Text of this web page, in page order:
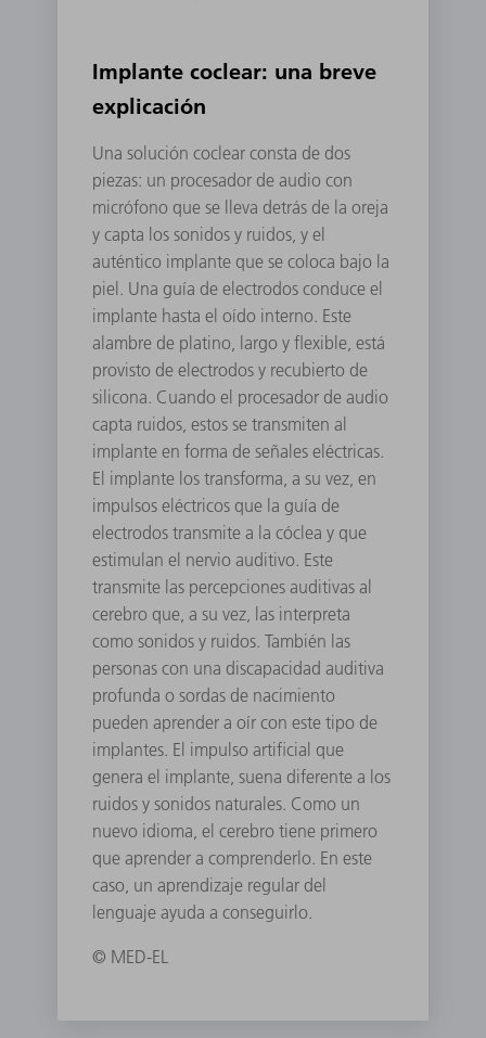
Implante coclear: una breve
explicación
Una solución coclear consta de dos
piezas: un procesador de audio con
micrófono que se lleva detrás de la oreja
y capta los sonidos y ruidos, y el
auténtico implante que se coloca bajo la
piel. Una guía de electrodos conduce el
implante hasta el oído interno. Este
alambre de platino, largo y flexible, está
provisto de electrodos y recubierto de
silicona. Cuando el procesador de audio
capta ruidos, estos se transmiten al
implante en forma de señales eléctricas.
El implante los transforma, a su vez, en
impulsos eléctricos que la guía de
electrodos transmite a la cóclea y que
estimulan el nervio auditivo. Este
transmite las percepciones auditivas al
cerebro que, a su vez, las interpreta
como sonidos y ruidos. También las
personas con una discapacidad auditiva
profunda o sordas de nacimiento
pueden aprender a oír con este tipo de
implantes. El impulso artificial que
genera el implante, suena diferente a los
ruidos y sonidos naturales. Como un
nuevo idioma, el cerebro tiene primero
que aprender a comprenderlo. En este
caso, un aprendizaje regular del
lenguaje ayuda a conseguirlo.
© MED-EL